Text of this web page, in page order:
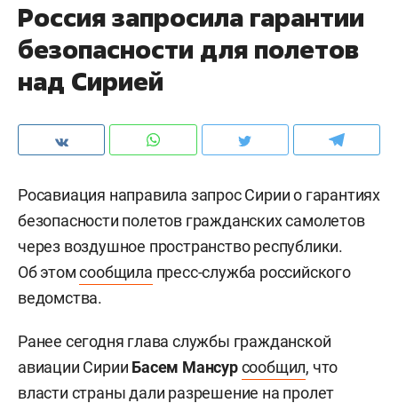
Россия запросила гарантии
безопасности для полетов
над Сирией
Росавиация направила запрос Сирии о гарантиях
безопасности полетов гражданских самолетов
через воздушное пространство республики.
Об этомсообщила пресс-служба российского
ведомства.
Ранее сегодня глава службы гражданской
авиации Сирии Басем Мансурсообщил, что
власти страны дали разрешение на пролет